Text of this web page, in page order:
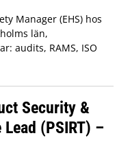
Manager (EHS) hos
län,
audits, RAMS, ISO
Security &
(PSIRT) –